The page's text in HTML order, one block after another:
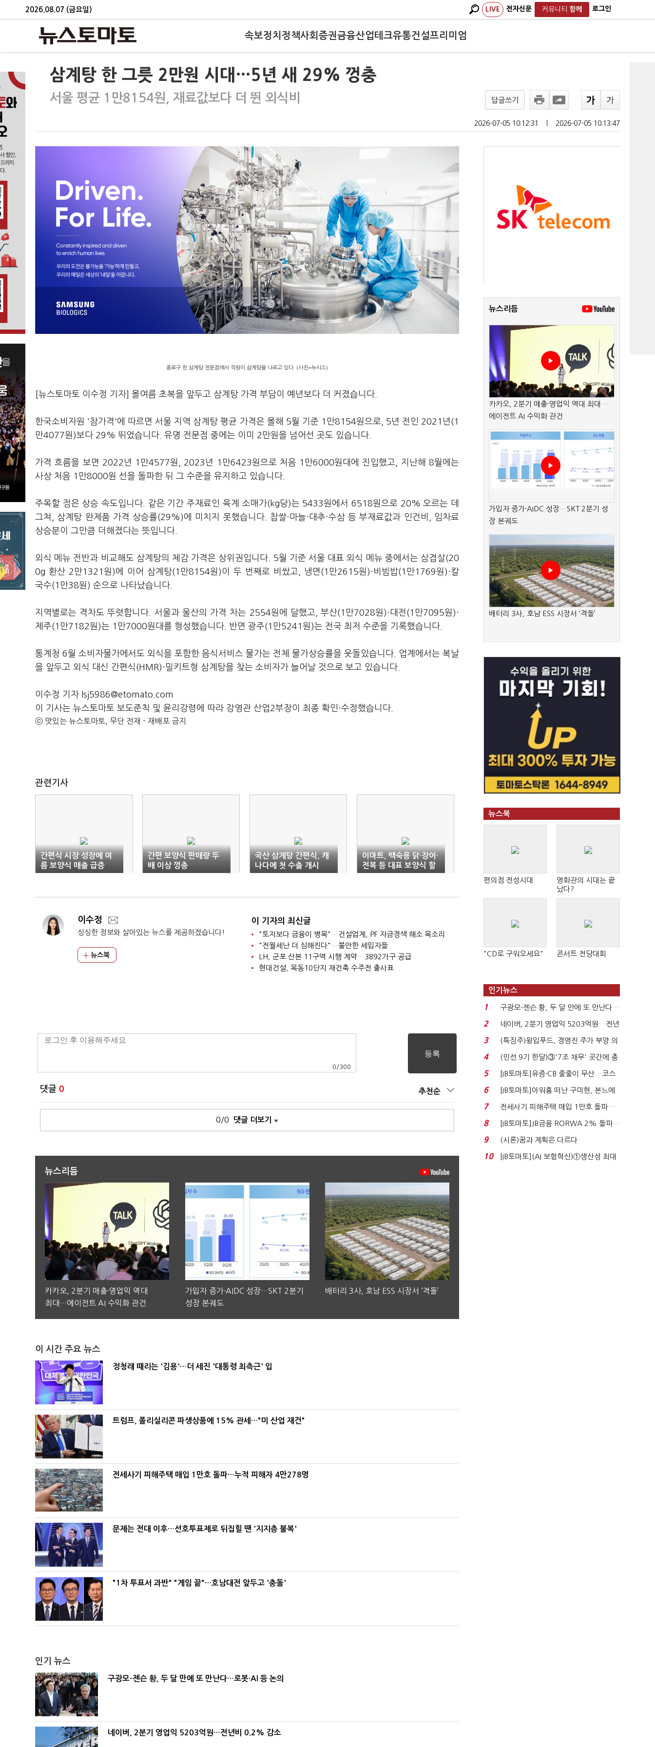
2026.08.07 (금요일) LIVE 전자신문 커뮤니티 함께 로그인
속보정치 정책사회 증권금융산업테크유통건설프리미엄
삼계탕 한 그릇 2만원 시대…5년 새 29% 껑충
서울 평균 1만8154원, 재료값보다 더 뛴 외식비 답글쓰기
2026-07-05 10:12:31 2026-07-05 10:13:47
종로구 한 삼계탕 전문점에서 직원이 삼계탕을 나르고 있다. (사진=뉴시스)
[뉴스토마토 이수정 기자] 올여름 초복을 앞두고 삼계탕 가격 부담이 예년보다 더 커졌습니다.
한국소비자원 '참가격'에 따르면 서울 지역 삼계탕 평균 가격은 올해 5월 기준 1만8154원으로, 5년 전인 2021년(1
만4077원)보다 29% 뛰었습니다. 유명 전문점 중에는 이미 2만원을 넘어선 곳도 있습니다.
가격 흐름을 보면 2022년 1만4577원, 2023년 1만6423원으로 처음 1만6000원대에 진입했고, 지난해 8월에는
사상 처음 1만8000원 선을 돌파한 뒤 그 수준을 유지하고 있습니다.
주목할 점은 상승 속도입니다. 같은 기간 주재료인 육계 소매가(kg당)는 5433원에서 6518원으로 20% 오르는 데
그쳐, 삼계탕 완제품 가격 상승률(29%)에 미치지 못했습니다. 찹쌀·마늘·대추·수삼 등 부재료값과 인건비, 임차료
상승분이 그만큼 더해졌다는 뜻입니다.
외식 메뉴 전반과 비교해도 삼계탕의 체감 가격은 상위권입니다. 5월 기준 서울 대표 외식 메뉴 중에서는 삼겹살(20
0g 환산 2만1321원)에 이어 삼계탕(1만8154원)이 두 번째로 비쌌고, 냉면(1만2615원)·비빔밥(1만1769원)·칼
국수(1만38원) 순으로 나타났습니다.
지역별로는 격차도 뚜렷합니다. 서울과 울산의 가격 차는 2554원에 달했고, 부산(1만7028원)·대전(1만7095원)·
제주(1만7182원)는 1만7000원대를 형성했습니다. 반면 광주(1만5241원)는 전국 최저 수준을 기록했습니다.
통계청 6월 소비자물가에서도 외식을 포함한 음식서비스 물가는 전체 물가상승률을 웃돌았습니다. 업계에서는 복날
을 앞두고 외식 대신 간편식(HMR)·밀키트형 삼계탕을 찾는 소비자가 늘어날 것으로 보고 있습니다.
이수정 기자 lsj5986@etomato.com
이 기사는 뉴스토마토 보도준칙 및 윤리강령에 따라 강영관 산업2부장이 최종 확인·수정했습니다.
ⓒ 맛있는 뉴스토마토, 무단 전재 - 재배포 금지
관련기사
간편식 시장 성장에 여
름 보양식 매출 급증
간편 보양식 판매량 두
배 이상 껑충
국산 삼계탕 간편식, 캐
나다에 첫 수출 개시
이마트, 백숙용 닭·장어·
전복 등 대표 보양식 할
인 판매
이수정
싱싱한 정보와 살아있는 뉴스를 제공하겠습니다!
뉴스북
이 기자의 최신글
"토지보다 금융이 병목"…건설업계, PF 자금경색 해소 목소리
"전월세난 더 심해진다"…불안한 세입자들
LH, 군포 산본 11구역 시행 계약…3892가구 공급
현대건설, 목동10단지 재건축 수주전 출사표
0 /300
댓글 0 추천순
0/0 댓글 더보기
뉴스리듬
카카오, 2분기 매출·영업익 역대
최대…에이전트 AI 수익화 관건
가입자 증가·AIDC 성장…SKT 2분기
성장 본궤도
배터리 3사, 호남 ESS 시장서 ‘격돌’
이 시간 주요 뉴스
정청래 때리는 '김용'…더 세진 '대통령 최측근' 입
트럼프, 폴리실리콘 파생상품에 15% 관세…"미 산업 재건"
전세사기 피해주택 매입 1만호 돌파…누적 피해자 4만278명
문제는 전대 이후…선호투표제로 뒤집힐 땐 '지지층 불복'
"1차 투표서 과반" "게임 끝"…호남대전 앞두고 '충돌'
인기 뉴스
구광모-젠슨 황, 두 달 만에 또 만난다…로봇·AI 등 논의
네이버, 2분기 영업익 5203억원…전년비 0.2% 감소
뉴스리듬
카카오, 2분기 매출·영업익 역대 최대…
에이전트 AI 수익화 관건
가입자 증가·AIDC 성장…SKT 2분기 성
장 본궤도
배터리 3사, 호남 ESS 시장서 ‘격돌’
뉴스북
편의점 전성시대
영화관의 시대는 끝
났다?
"CD로 구워오세요" 콘서트 전당대회
인기뉴스
1
구광모-젠슨 황, 두 달 만에 또 만난다…
로봇·AI 등 논...
2
네이버, 2분기 영업익 5203억원…전년
비 0.2% 감소...
3
(특징주)윙입푸드, 경영진 주가 부양 의
지에 상한가...
4
(민선 9기 한달)③'7조 채무' 곳간에 충
격…추미애, 20년...
5
[IB토마토]유증·CB 줄줄이 무산…코스
닥 벌점 급증에 ...
6
[IB토마토]아워홈 떠난 구미현, 본느에
340억 베팅…가...
7
전세사기 피해주택 매입 1만호 돌파…
누적 피해자 4만2...
8
[IB토마토]JB금융 RORWA 2% 돌파…
실적 견인은 은행 ...
9 (시론)꿈과 계획은 다르다
10
[IB토마토](AI 보험혁신)①생산성 최대